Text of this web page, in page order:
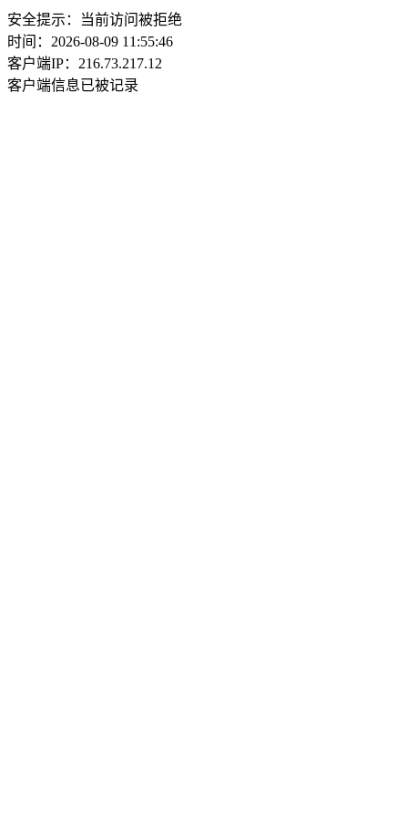
安全提示：当前访问被拒绝
时间：2026-08-09 11:55:46
客户端IP：216.73.217.12
客户端信息已被记录